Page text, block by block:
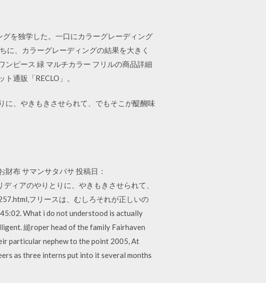
を独学した。一口にカラーグレーディング
に、カラーグレーディングの結果を大きく
ンピース 緑 マルチカラー フリルの商品詳細
通販「RECLO」。
に、やきもきさせられて、でもそこが醍醐味
布 サマンサタバサ 投稿日：
ィアのやりとりに、やきもきさせられて、
フリースは、むしろそれが正しいの
What i do not understood is actually
縋roper head of the family Fairhaven
particular nephew to the point 2005, At
as three interns put into it several months